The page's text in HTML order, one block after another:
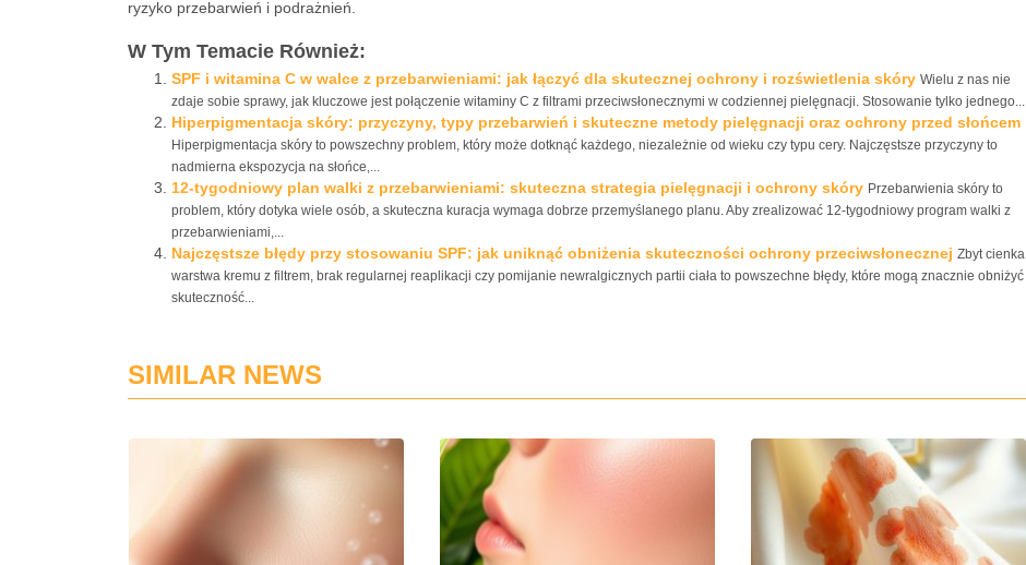
ryzyko przebarwień i podrażnień.
W Tym Temacie Również:
SPF i witamina C w walce z przebarwieniami: jak łączyć dla skutecznej ochrony i rozświetlenia skóry Wielu z nas nie
zdaje sobie sprawy, jak kluczowe jest połączenie witaminy C z filtrami przeciwsłonecznymi w codziennej pielęgnacji. Stosowanie tylko jednego...
Hiperpigmentacja skóry: przyczyny, typy przebarwień i skuteczne metody pielęgnacji oraz ochrony przed słońcem
Hiperpigmentacja skóry to powszechny problem, który może dotknąć każdego, niezależnie od wieku czy typu cery. Najczęstsze przyczyny to
nadmierna ekspozycja na słońce,...
12-tygodniowy plan walki z przebarwieniami: skuteczna strategia pielęgnacji i ochrony skóry Przebarwienia skóry to
problem, który dotyka wiele osób, a skuteczna kuracja wymaga dobrze przemyślanego planu. Aby zrealizować 12-tygodniowy program walki z
przebarwieniami,...
Najczęstsze błędy przy stosowaniu SPF: jak uniknąć obniżenia skuteczności ochrony przeciwsłonecznej Zbyt cienka
warstwa kremu z filtrem, brak regularnej reaplikacji czy pomijanie newralgicznych partii ciała to powszechne błędy, które mogą znacznie obniżyć
skuteczność...
SIMILAR NEWS